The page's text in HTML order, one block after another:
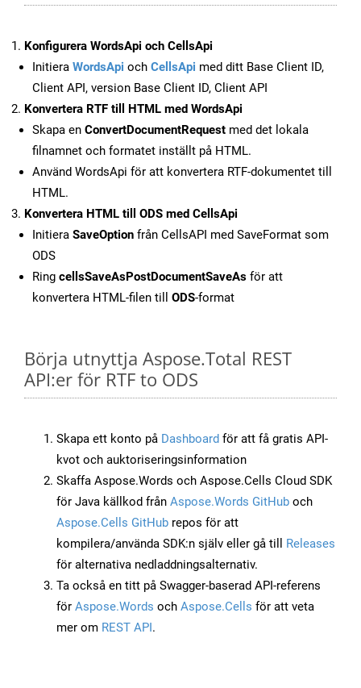
Konfigurera WordsApi och CellsApi
Initiera WordsApi och CellsApi med ditt Base Client ID,
Client API, version Base Client ID, Client API
Konvertera RTF till HTML med WordsApi
Skapa en ConvertDocumentRequest med det lokala
filnamnet och formatet inställt på HTML.
Använd WordsApi för att konvertera RTF-dokumentet till
HTML.
Konvertera HTML till ODS med CellsApi
Initiera SaveOption från CellsAPI med SaveFormat som
ODS
Ring cellsSaveAsPostDocumentSaveAs för att
konvertera HTML-filen till ODS-format
Börja utnyttja Aspose.Total REST
API:er för RTF to ODS
Skapa ett konto på Dashboard för att få gratis API-
kvot och auktoriseringsinformation
Skaffa Aspose.Words och Aspose.Cells Cloud SDK
för Java källkod från Aspose.Words GitHub och
Aspose.Cells GitHub repos för att
kompilera/använda SDK:n själv eller gå till Releases
för alternativa nedladdningsalternativ.
Ta också en titt på Swagger-baserad API-referens
för Aspose.Words och Aspose.Cells för att veta
mer om REST API.